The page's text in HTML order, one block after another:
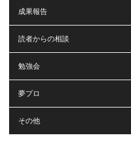
成果報告
読者からの相談
勉強会
夢プロ
その他